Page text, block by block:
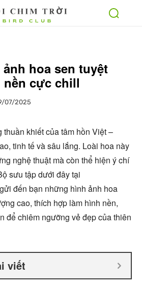
hoa sen tuyệt
nền cực chill
07/2025
khiết của tâm hồn Việt –
tinh tế và sâu lắng. Loài hoa này
nghệ thuật mà còn thể hiện ý chí
sưu tập dưới đây tại
đến bạn những hình ảnh hoa
cao, thích hợp làm hình nền,
để chiêm ngưỡng vẻ đẹp của thiên
viết